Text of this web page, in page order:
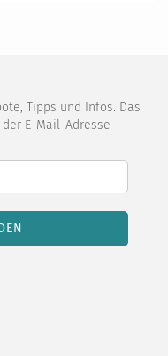
Tipps und Infos. Das
E-Mail-Adresse